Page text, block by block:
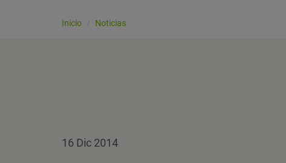
Inicio Noticias
16 Dic 2014